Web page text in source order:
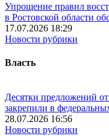
Упрощение правил
в Ростовской области
17.07.2026 18:29
Новости рубрики
Власть
Десятки предложений от
закрепили в
28.07.2026 16:56
Новости рубрики